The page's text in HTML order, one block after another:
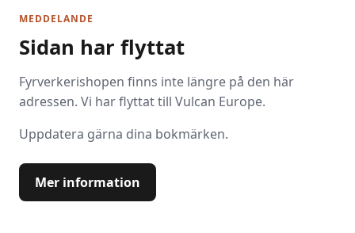
MEDDELANDE
Sidan har flyttat
Fyrverkerishopen finns inte längre på den här
adressen. Vi har flyttat till Vulcan Europe.
Uppdatera gärna dina bokmärken.
Mer information